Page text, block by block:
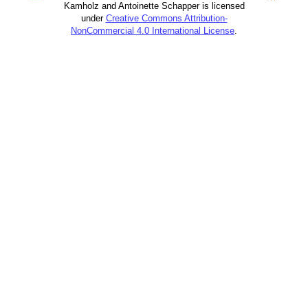
Kamholz and Antoinette Schapper is licensed
under Creative Commons Attribution-
NonCommercial 4.0 International License.